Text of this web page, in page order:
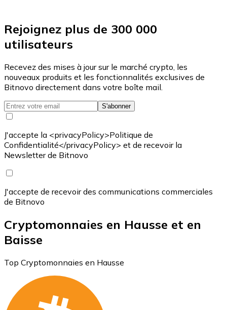
Rejoignez plus de 300 000
utilisateurs
Recevez des mises à jour sur le marché crypto, les
nouveaux produits et les fonctionnalités exclusives de
Bitnovo directement dans votre boîte mail.
S'abonner
J'accepte la <privacyPolicy>Politique de
Confidentialité</privacyPolicy> et de recevoir la
Newsletter de Bitnovo
J'accepte de recevoir des communications commerciales
de Bitnovo
Cryptomonnaies en Hausse et en
Baisse
Top Cryptomonnaies en Hausse